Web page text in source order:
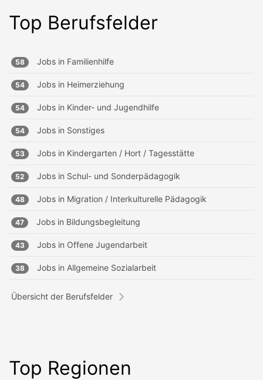
Top Berufsfelder
58 Jobs in Familienhilfe
54 Jobs in Heimerziehung
54 Jobs in Kinder- und Jugendhilfe
54 Jobs in Sonstiges
53 Jobs in Kindergarten / Hort / Tagesstätte
52 Jobs in Schul- und Sonderpädagogik
48 Jobs in Migration / Interkulturelle Pädagogik
47 Jobs in Bildungsbegleitung
43 Jobs in Offene Jugendarbeit
38 Jobs in Allgemeine Sozialarbeit
Übersicht der Berufsfelder
Top Regionen